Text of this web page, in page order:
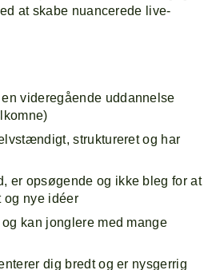
at skabe nuancerede live-
videregående uddannelse
struktureret og har
er opsøgende og ikke bleg for at
og nye idéer
kan jonglere med mange
dig bredt og er nysgerrig